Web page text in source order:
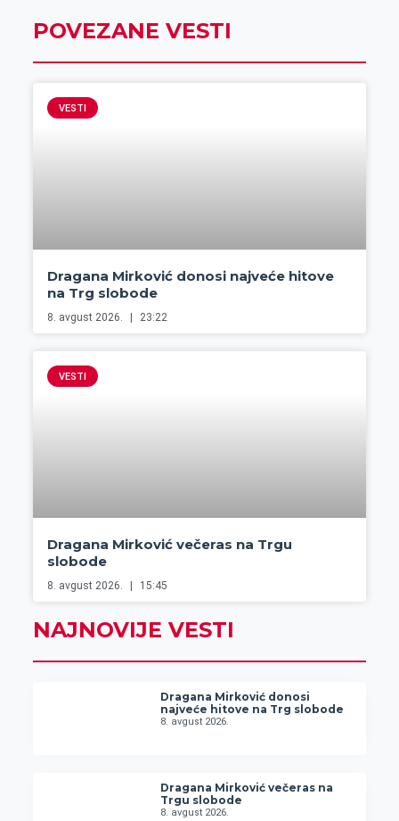
POVEZANE VESTI
VESTI
Dragana Mirković donosi najveće hitove
na Trg slobode
8. avgust 2026. 23:22
VESTI
Dragana Mirković večeras na Trgu
slobode
8. avgust 2026. 15:45
NAJNOVIJE VESTI
Dragana Mirković donosi
najveće hitove na Trg slobode
8. avgust 2026.
Dragana Mirković večeras na
Trgu slobode
8. avgust 2026.